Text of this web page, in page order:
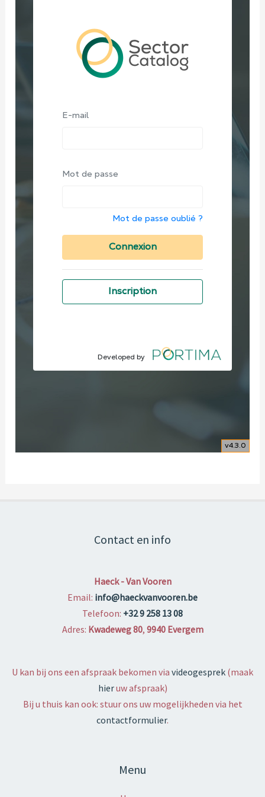
Contact en info
Haeck - Van Vooren
Email: info@haeckvanvooren.be
Telefoon: +32 9 258 13 08
Adres: Kwadeweg 80, 9940 Evergem
U kan bij ons een afspraak bekomen via videogesprek (maak
hieruw afspraak)
Bij u thuis kan ook: stuur ons uw mogelijkheden via het
contactformulier.
Menu